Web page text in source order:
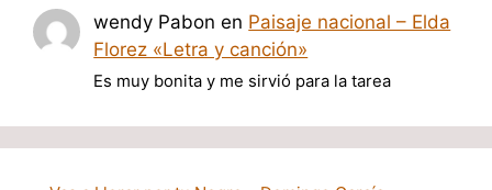
wendy Pabon en Paisaje nacional – Elda
Florez «Letra y canción»
Es muy bonita y me sirvió para la tarea